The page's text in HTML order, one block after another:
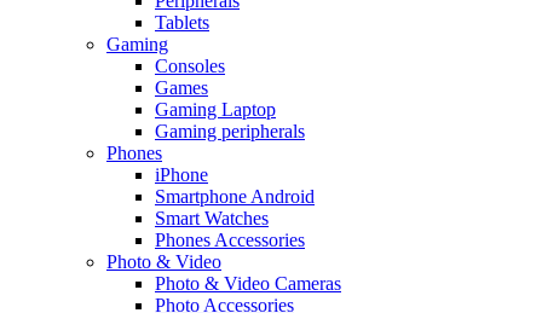
Tablets
Gaming
Consoles
Games
Gaming Laptop
Gaming peripherals
Phones
iPhone
Smartphone Android
Smart Watches
Phones Accessories
Photo & Video
Photo & Video Cameras
Photo Accessories